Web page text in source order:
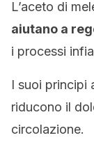
L’aceto di
aiutano a
i processi
I suoi principi
riducono il
circolazione.